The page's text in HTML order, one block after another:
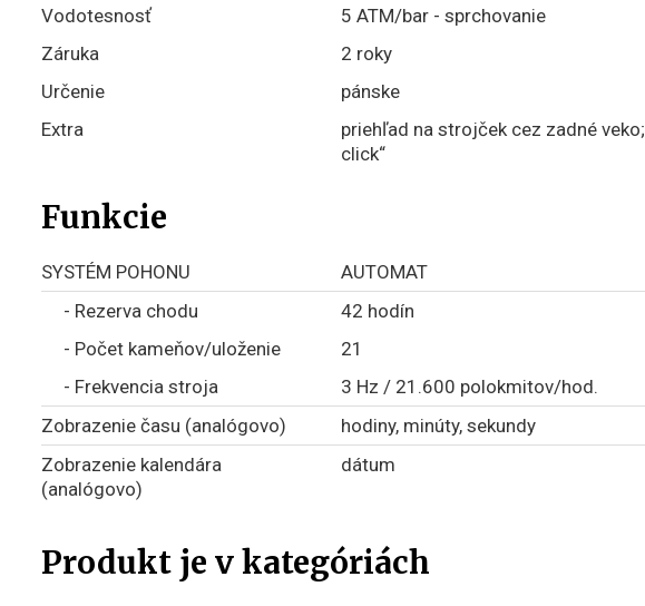
Vodotesnosť
5 ATM/bar - sprchovanie
Záruka
2 roky
Určenie
pánske
Extra
priehľad na strojček cez zadné
click“
Funkcie
SYSTÉM POHONU
AUTOMAT
- Rezerva chodu
42 hodín
- Počet kameňov/uloženie
21
- Frekvencia stroja
3 Hz / 21.600 polokmitov/hod.
Zobrazenie času (analógovo)
hodiny, minúty, sekundy
Zobrazenie kalendára
(analógovo)
dátum
Produkt je v kategóriách